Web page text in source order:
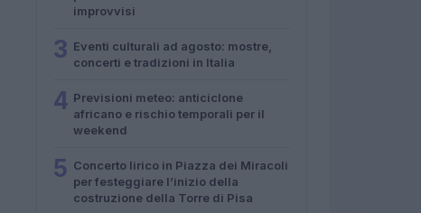
improvvisi
3 Eventi culturali ad agosto: mostre,
concerti e tradizioni in Italia
4 Previsioni meteo: anticiclone
africano e rischio temporali per il
weekend
5 Concerto lirico in Piazza dei Miracoli
per festeggiare l’inizio della
costruzione della Torre di Pisa